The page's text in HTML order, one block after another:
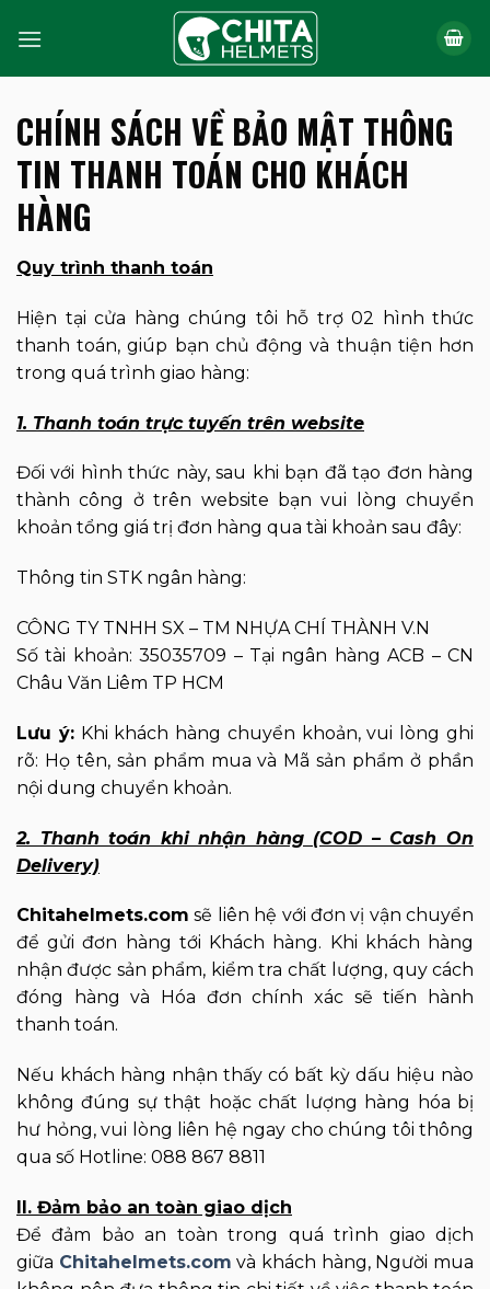
qua
CHÍNH SÁCH VỀ BẢO MẬT THÔNG
TIN THANH TOÁN CHO KHÁCH
HÀNG
Quy trình thanh toán
Hiện tại cửa hàng chúng tôi hỗ trợ 02 hình thức
thanh toán, giúp bạn chủ động và thuận tiện hơn
trong quá trình giao hàng:
1. Thanh toán trực tuyến trên website
Đối với hình thức này, sau khi bạn đã tạo đơn hàng
thành công ở trên website bạn vui lòng chuyển
khoản tổng giá trị đơn hàng qua tài khoản sau đây:
Thông tin STK ngân hàng:
CÔNG TY TNHH SX – TM NHỰA CHÍ THÀNH V.N
Số tài khoản: 35035709 – Tại ngân hàng ACB – CN
Châu Văn Liêm TP HCM
Lưu ý:Khi khách hàng chuyển khoản, vui lòng ghi
rõ: Họ tên, sản phẩm mua và Mã sản phẩm ở phần
nội dung chuyển khoản.
2. Thanh toán khi nhận hàng (COD – Cash On
Delivery)
Chitahelmets.com sẽ liên hệ với đơn vị vận chuyển
để gửi đơn hàng tới Khách hàng. Khi khách hàng
nhận được sản phẩm, kiểm tra chất lượng, quy cách
đóng hàng và Hóa đơn chính xác sẽ tiến hành
thanh toán.
Nếu khách hàng nhận thấy có bất kỳ dấu hiệu nào
không đúng sự thật hoặc chất lượng hàng hóa bị
hư hỏng, vui lòng liên hệ ngay cho chúng tôi thông
qua số Hotline: 088 867 8811
II. Đảm bảo an toàn giao dịch
Để đảm bảo an toàn trong quá trình giao dịch
giữa Chitahelmets.com và khách hàng, Người mua